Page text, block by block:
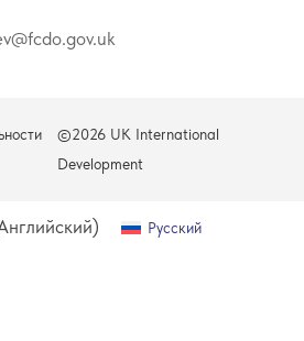
©2026 UK International
Development
) Русский